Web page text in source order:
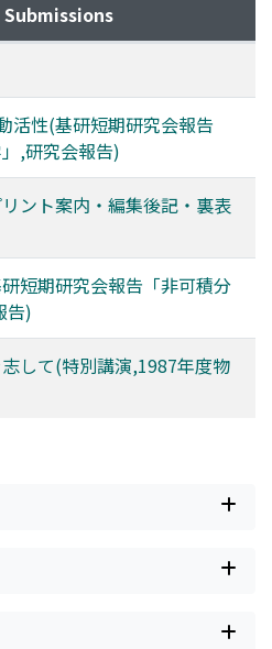
活性(基研短期研究会報告
,研究会報告)
ント案内・編集後記・裏表
短期研究会報告「非可積分
告)
して(特別講演,1987年度物